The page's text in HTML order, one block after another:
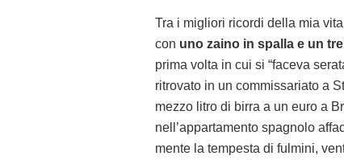
Tra i migliori ricordi della mia
con uno zaino in spalla e un
prima volta in cui si “faceva
ritrovato in un commissariato a
mezzo litro di birra a un euro a
nell’appartamento spagnolo
mente la tempesta di fulmini,